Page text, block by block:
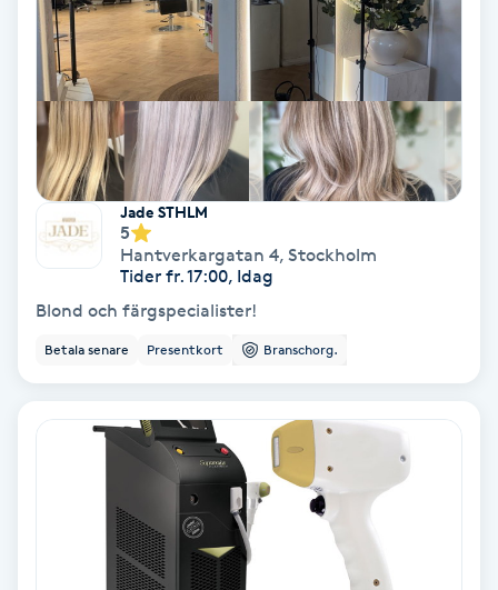
Klangmassage
Klippning
Klippning & Slingor
Klippning ungdom
Koppningsmassage
Kroppspeeling
Käkledsbehandling
Jade STHLM
5
Hantverkargatan 4, Stockholm
Tider fr. 17:00, Idag
Blond och färgspecialister!
Betala senare Presentkort Branschorg.